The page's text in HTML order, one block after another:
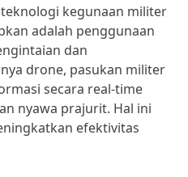
kegunaan militer
adalah penggunaan
dan
drone, pasukan militer
secara real-time
nyawa prajurit. Hal ini
efektivitas